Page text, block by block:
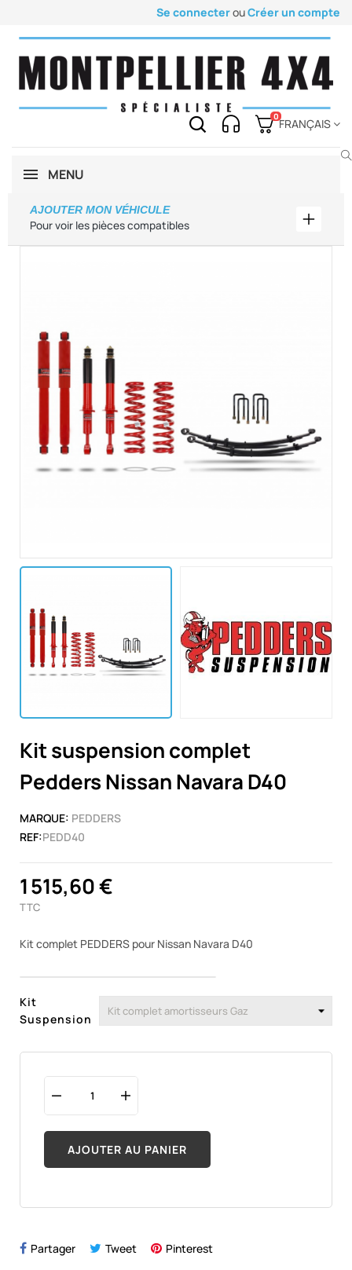
Se connecterouCréer un compte
0
FRANÇAIS
MENU
Pour voir les pièces compatibles
AJOUTER MON VÉHICULE
Kit suspension complet
Pedders Nissan Navara D40
MARQUE: PEDDERS
REF:PEDD40
1 515,60 €
TTC
Kit complet PEDDERS pour Nissan Navara D40
Kit
Suspension
AJOUTER AU PANIER
Partager Tweet Pinterest